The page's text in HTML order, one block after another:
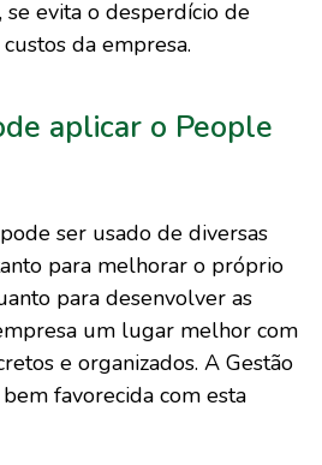
evita o desperdício de
da empresa.
aplicar o People
ser usado de diversas
para melhorar o próprio
para desenvolver as
um lugar melhor com
e organizados. A Gestão
favorecida com esta